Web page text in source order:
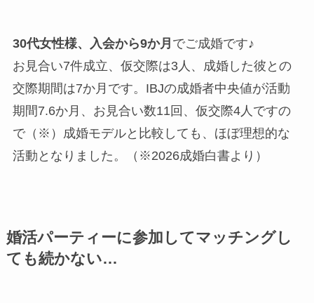
30代女性様、入会から9か月 でご成婚です♪
お見合い7件成立、仮交際は3人、成婚した彼との
交際期間は7か月です。IBJの成婚者中央値が活動
期間7.6か月、お見合い数11回、仮交際4人ですの
で（※）成婚モデルと比較しても、ほぼ理想的な
活動となりました。（※2026成婚白書より）
婚活パーティーに参加してマッチングし
ても続かない…